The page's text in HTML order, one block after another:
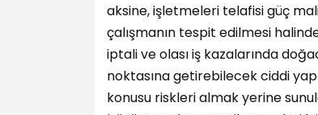
aksine, işletmeleri telafisi güç
çalışmanın tespit edilmesi
iptali ve olası iş kazalarında
noktasına getirebilecek ciddi
konusu riskleri almak yerine